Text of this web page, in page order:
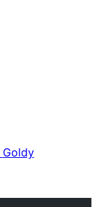
Goldy